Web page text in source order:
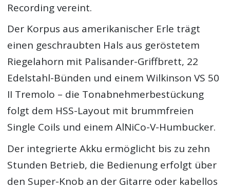
Recording vereint.
Der Korpus aus amerikanischer Erle trägt
einen geschraubten Hals aus geröstetem
Riegelahorn mit Palisander-Griffbrett, 22
Edelstahl-Bünden und einem Wilkinson VS 50
II Tremolo – die Tonabnehmerbestückung
folgt dem HSS-Layout mit brummfreien
Single Coils und einem AlNiCo-V-Humbucker.
Der integrierte Akku ermöglicht bis zu zehn
Stunden Betrieb, die Bedienung erfolgt über
den Super-Knob an der Gitarre oder kabellos